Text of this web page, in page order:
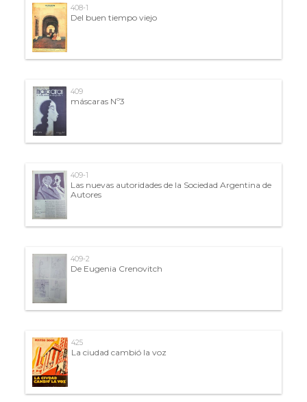
408-1
Del buen tiempo viejo
409
máscaras Nº3
409-1
Las nuevas autoridades de la Sociedad Argentina de
Autores
409-2
De Eugenia Crenovitch
425
La ciudad cambió la voz